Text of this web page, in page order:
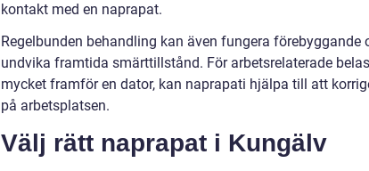
kontakt med en naprapat.
Regelbunden behandling kan även fungera
undvika framtida smärttillstånd. För arbetsrelaterade
mycket framför en dator, kan naprapati hjälpa till att
på arbetsplatsen.
Välj rätt naprapat i Kungälv